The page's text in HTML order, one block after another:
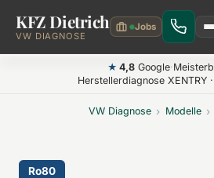
Zum Hauptinhalt springen
KFZ Dietrich
VW DIAGNOSE
★ 4,8Google·
Herstellerdiagnose XENTRY ·
VW Diagnose › Modelle ›
Ro80